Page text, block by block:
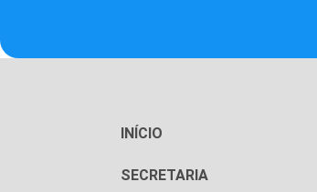
INÍCIO
SECRETARIA